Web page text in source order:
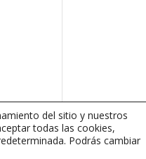
del sitio y nuestros
todas las cookies,
Podrás cambiar